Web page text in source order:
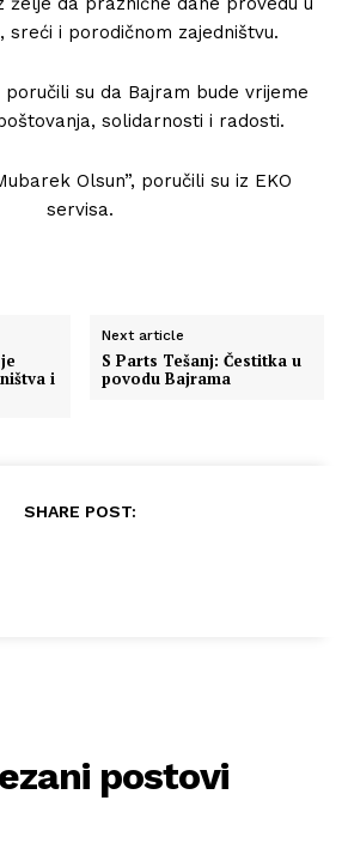
sreći i porodičnom zajedništvu.
su da Bajram bude vrijeme
solidarnosti i radosti.
Olsun”, poručili su iz EKO
servisa.
i
Next article
S Parts Tešanj: Čestitka u
povodu Bajrama
SHARE POST:
postovi